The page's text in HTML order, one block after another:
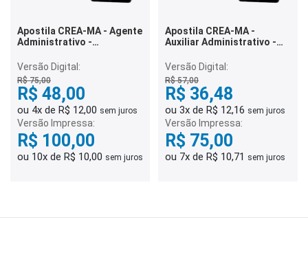
Apostila CREA-MA - Agente
Administrativo -
Versão Digital:
R$ 75,00
R$ 48,00
ou 4x de R$ 12,00 sem juros
Versão Impressa:
R$ 100,00
ou 10x de R$ 10,00 sem juros
Apostila CREA-MA -
Auxiliar Administrativo -
Versão Digital:
R$ 57,00
R$ 36,48
ou 3x de R$ 12,16 sem juros
Versão Impressa:
R$ 75,00
ou 7x de R$ 10,71 sem juros